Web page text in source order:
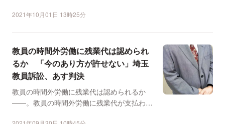
2021年10月01日 13時25分
教員の時間外労働に残業代は認められ
るか 「今のあり方が許せない」埼玉
教員訴訟、あす判決
教員の時間外労働に残業代は認められるか
——。教員の時間外労働に残業代が支払われ